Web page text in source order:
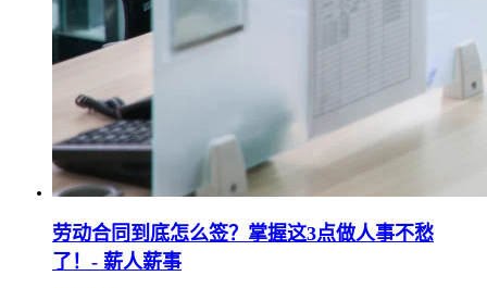
劳动合同到底怎么签？掌握这3点做人事不愁
了！- 薪人薪事